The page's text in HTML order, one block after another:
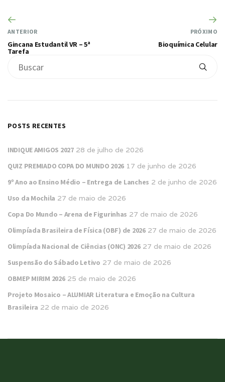
ANTERIOR
Gincana Estudantil VR – 5ª
Tarefa
PRÓXIMO
Bioquímica Celular
POSTS RECENTES
INDIQUE AMIGOS 2027 28 de julho de 2026
QUIZ PREMIADO COPA DO MUNDO 2026 17 de junho de 2026
9º Ano ao Ensino Médio – Entrega de Lanches 2 de junho de 2026
Uso da Mochila 27 de maio de 2026
Copa Do Mundo – Arena de Figurinhas 27 de maio de 2026
Olimpíada Brasileira de Física (OBF) de 2026 27 de maio de 2026
Olimpíada Nacional de Ciências (ONC) 2026 27 de maio de 2026
Suspensão do Sábado Letivo 27 de maio de 2026
OBMEP MIRIM 2026 25 de maio de 2026
Projeto Mosaico – ALUMIAR Literatura e Emoção na Cultura
Brasileira 22 de maio de 2026